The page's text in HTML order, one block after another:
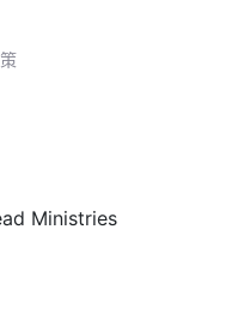
Ministries